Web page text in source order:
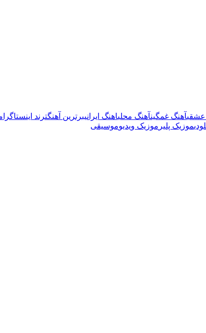
آهنگ غمگینآهنگ محلیاهنگ ایرانیبرترین آهنگترند
موزیک پلیر موزیک ویدیوموسیقی